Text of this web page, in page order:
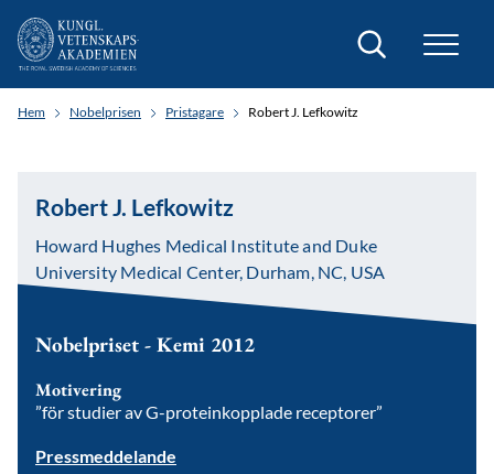
Sök
Hem Nobelprisen Pristagare Robert J. Lefkowitz
Robert J. Lefkowitz
Howard Hughes Medical Institute and Duke
University Medical Center, Durham, NC, USA
Nobelpriset - Kemi 2012
Motivering
”för studier av G-proteinkopplade receptorer”
Pressmeddelande